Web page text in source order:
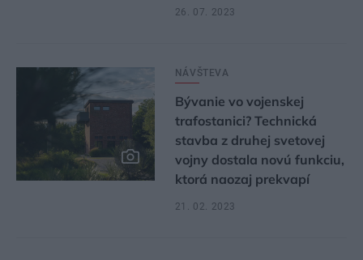
26. 07. 2023
NÁVŠTEVA
Bývanie vo vojenskej
trafostanici? Technická
stavba z druhej svetovej
vojny dostala novú funkciu,
ktorá naozaj prekvapí
21. 02. 2023